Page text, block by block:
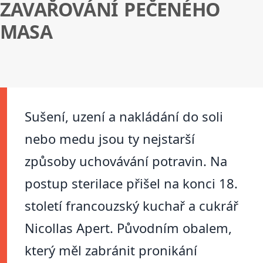
ZAVAŘOVÁNÍ PEČENÉHO
MASA
Sušení, uzení a nakládání do soli
nebo medu jsou ty nejstarší
způsoby uchovávání potravin. Na
postup sterilace přišel na konci 18.
století francouzský kuchař a cukrář
Nicollas Apert. Původním obalem,
který měl zabránit pronikání